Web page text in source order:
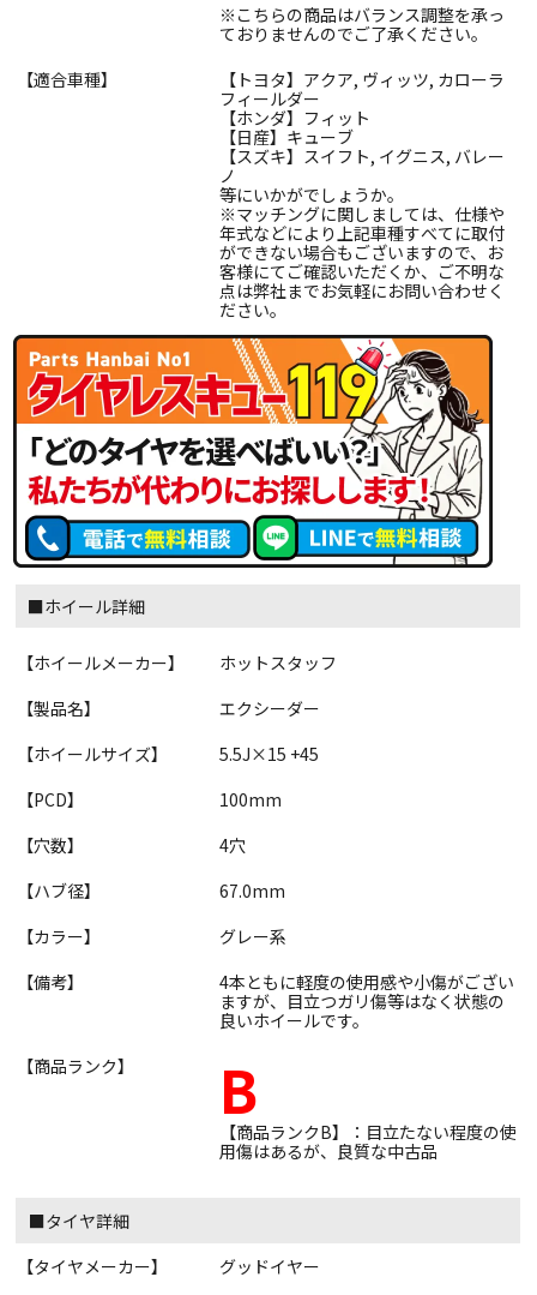
※こちらの商品はバランス調整を承っ
ておりませんのでご了承ください。
【適合車種】
【トヨタ】アクア, ヴィッツ, カローラ
フィールダー
【ホンダ】フィット
【日産】キューブ
【スズキ】スイフト, イグニス, バレー
ノ
等にいかがでしょうか。
※マッチングに関しましては、仕様や
年式などにより上記車種すべてに取付
ができない場合もございますので、お
客様にてご確認いただくか、ご不明な
点は弊社までお気軽にお問い合わせく
ださい。
■ホイール詳細
【ホイールメーカー】
ホットスタッフ
【製品名】
エクシーダー
【ホイールサイズ】
5.5J×15 +45
【PCD】
100mm
【穴数】
4穴
【ハブ径】
67.0mm
【カラー】
グレー系
【備考】
4本ともに軽度の使用感や小傷がござい
ますが、目立つガリ傷等はなく状態の
良いホイールです。
【商品ランク】
B
【商品ランクB】：目立たない程度の使
用傷はあるが、良質な中古品
■タイヤ詳細
【タイヤメーカー】
グッドイヤー